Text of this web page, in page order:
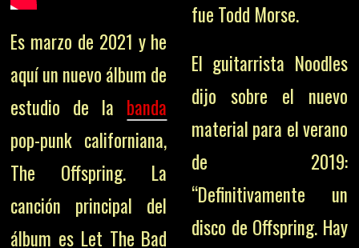
Es marzo de 2021 y he
aquí un nuevo álbum de
estudio de la banda
pop-punk californiana,
The Offspring. La
canción principal del
álbum es Let The Bad
fue Todd Morse.
El guitarrista Noodles
dijo sobre el nuevo
material para el verano
de 2019:
“Definitivamente un
disco de Offspring. Hay